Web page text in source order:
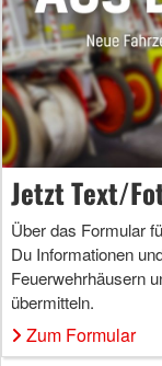
Jetzt Text/
Über das Formular
Du Informationen
Feuerwehrhäusern
übermitteln.
Zum Formular